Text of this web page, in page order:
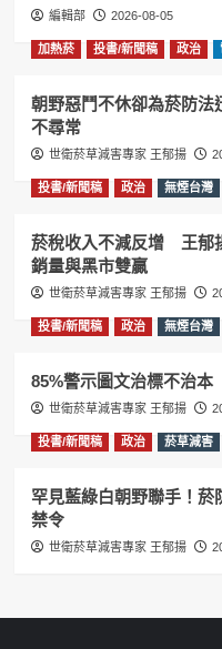
編輯部 2026-08-05
加熱菸 投書/新聞稿 政治
朝野惡鬥不休卻為菸防
不尋常
世衛菸草減害專家 王郁揚
投書/新聞稿 政治 無煙台灣
菸稅收入不減反增 王郁
銷量與黑市雙贏
世衛菸草減害專家 王郁揚
投書/新聞稿 政治 無煙台灣
85%警示圖文治標不治
世衛菸草減害專家 王郁揚
投書/新聞稿 政治 菸草減害
罕見藍綠白朝野聯手！菸
禁令
世衛菸草減害專家 王郁揚